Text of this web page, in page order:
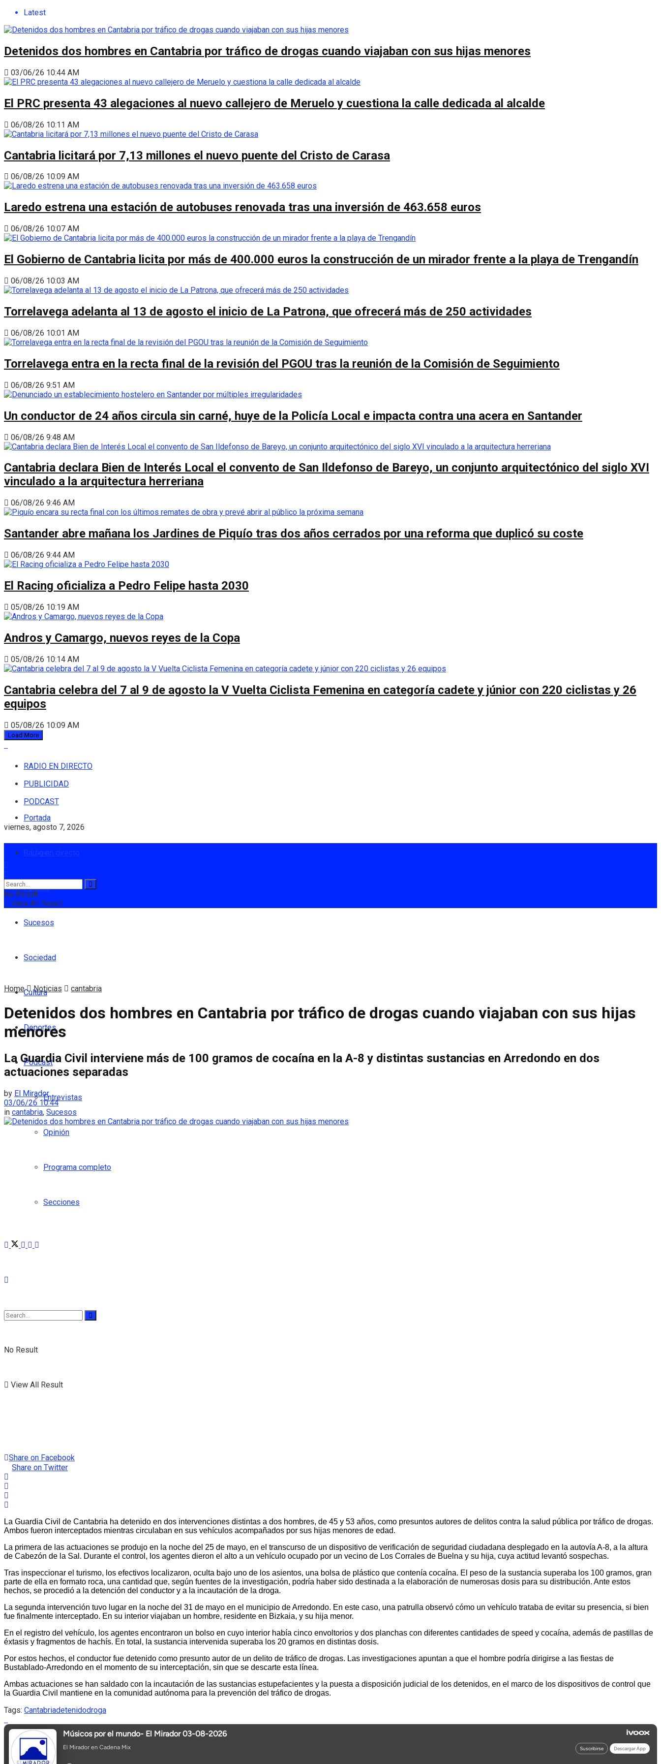
Latest
Detenidos dos hombres en Cantabria por tráfico de drogas cuando viajaban con sus hijas menores
03/06/26 10:44 AM
El PRC presenta 43 alegaciones al nuevo callejero de Meruelo y cuestiona la calle dedicada al alcalde
06/08/26 10:11 AM
Cantabria licitará por 7,13 millones el nuevo puente del Cristo de Carasa
06/08/26 10:09 AM
Laredo estrena una estación de autobuses renovada tras una inversión de 463.658 euros
06/08/26 10:07 AM
El Gobierno de Cantabria licita por más de 400.000 euros la construcción de un mirador frente a la playa de Trengandín
06/08/26 10:03 AM
Torrelavega adelanta al 13 de agosto el inicio de La Patrona, que ofrecerá más de 250 actividades
06/08/26 10:01 AM
Torrelavega entra en la recta final de la revisión del PGOU tras la reunión de la Comisión de Seguimiento
06/08/26 9:51 AM
Un conductor de 24 años circula sin carné, huye de la Policía Local e impacta contra una acera en Santander
06/08/26 9:48 AM
Cantabria declara Bien de Interés Local el convento de San Ildefonso de Bareyo, un conjunto arquitectónico del siglo XVI
vinculado a la arquitectura herreriana
06/08/26 9:46 AM
Santander abre mañana los Jardines de Piquío tras dos años cerrados por una reforma que duplicó su coste
06/08/26 9:44 AM
El Racing oficializa a Pedro Felipe hasta 2030
05/08/26 10:19 AM
Andros y Camargo, nuevos reyes de la Copa
05/08/26 10:14 AM
Cantabria celebra del 7 al 9 de agosto la V Vuelta Ciclista Femenina en categoría cadete y júnior con 220 ciclistas y 26
equipos
05/08/26 10:09 AM
Load More
RADIO EN DIRECTO
PUBLICIDAD
PODCAST
viernes, agosto 7, 2026
Portada
Política
Sucesos
Sociedad
Cultura
Deportes
Podcast
Entrevistas
Opinión
Programa completo
Secciones
No Result
View All Result
No Result
View All Result
Home Noticias cantabria
Detenidos dos hombres en Cantabria por tráfico de drogas cuando viajaban con sus hijas
menores
La Guardia Civil interviene más de 100 gramos de cocaína en la A-8 y distintas sustancias en Arredondo en dos
actuaciones separadas
by El Mirador
03/06/26 10:44
in cantabria, Sucesos
Share on Facebook
Share on Twitter
La Guardia Civil de Cantabria ha detenido en dos intervenciones distintas a dos hombres, de 45 y 53 años, como presuntos autores de delitos contra la salud pública por tráfico de drogas.
Ambos fueron interceptados mientras circulaban en sus vehículos acompañados por sus hijas menores de edad.
La primera de las actuaciones se produjo en la noche del 25 de mayo, en el transcurso de un dispositivo de verificación de seguridad ciudadana desplegado en la autovía A-8, a la altura
de Cabezón de la Sal. Durante el control, los agentes dieron el alto a un vehículo ocupado por un vecino de Los Corrales de Buelna y su hija, cuya actitud levantó sospechas.
Tras inspeccionar el turismo, los efectivos localizaron, oculta bajo uno de los asientos, una bolsa de plástico que contenía cocaína. El peso de la sustancia superaba los 100 gramos, gran
parte de ella en formato roca, una cantidad que, según fuentes de la investigación, podría haber sido destinada a la elaboración de numerosas dosis para su distribución. Ante estos
hechos, se procedió a la detención del conductor y a la incautación de la droga.
La segunda intervención tuvo lugar en la noche del 31 de mayo en el municipio de Arredondo. En este caso, una patrulla observó cómo un vehículo trataba de evitar su presencia, si bien
fue finalmente interceptado. En su interior viajaban un hombre, residente en Bizkaia, y su hija menor.
En el registro del vehículo, los agentes encontraron un bolso en cuyo interior había cinco envoltorios y dos planchas con diferentes cantidades de speed y cocaína, además de pastillas de
éxtasis y fragmentos de hachís. En total, la sustancia intervenida superaba los 20 gramos en distintas dosis.
Por estos hechos, el conductor fue detenido como presunto autor de un delito de tráfico de drogas. Las investigaciones apuntan a que el hombre podría dirigirse a las fiestas de
Bustablado-Arredondo en el momento de su interceptación, sin que se descarte esta línea.
Ambas actuaciones se han saldado con la incautación de las sustancias estupefacientes y la puesta a disposición judicial de los detenidos, en el marco de los dispositivos de control que
la Guardia Civil mantiene en la comunidad autónoma para la prevención del tráfico de drogas.
Tags: Cantabriadetenidodroga